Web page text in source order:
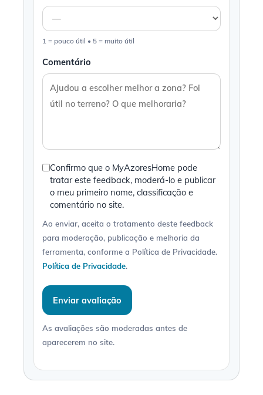
1 = pouco útil • 5 = muito útil
Comentário
Confirmo que o MyAzoresHome pode
tratar este feedback, moderá-lo e publicar
o meu primeiro nome, classificação e
comentário no site.
Ao enviar, aceita o tratamento deste feedback
para moderação, publicação e melhoria da
ferramenta, conforme a Política de Privacidade.
Política de Privacidade.
Enviar avaliação
As avaliações são moderadas antes de
aparecerem no site.